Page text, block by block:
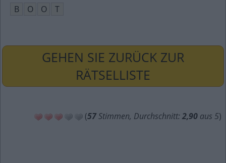
B
O O T
GEHEN SIE ZURÜCK ZUR
RÄTSELLISTE
(57Stimmen, Durchschnitt: 2,90 aus 5)